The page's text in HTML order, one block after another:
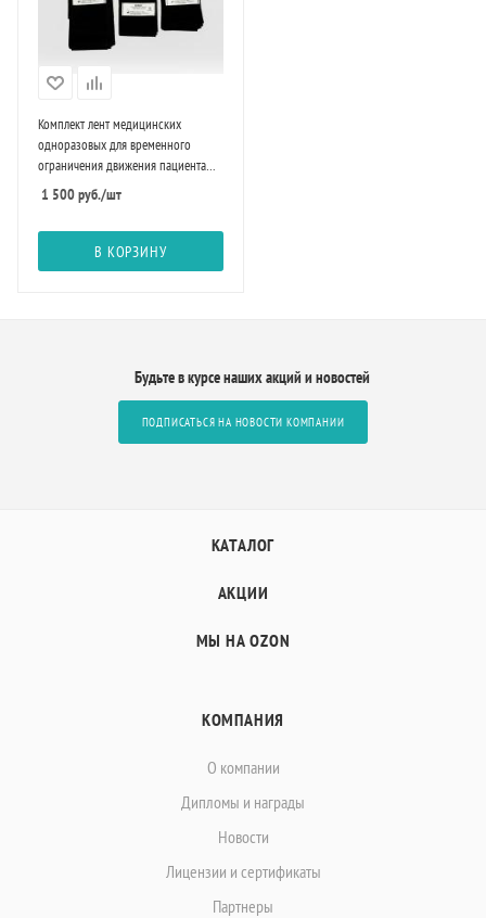
Комплект лент медицинских
одноразовых для временного
ограничения движения пациента
КЛМо-«МЕДПЛАНТ»
1 500руб./шт
В КОРЗИНУ
Будьте в курсе наших акций и новостей
ПОДПИСАТЬСЯ НА НОВОСТИ КОМПАНИИ
КАТАЛОГ
АКЦИИ
МЫ НА OZON
КОМПАНИЯ
О компании
Дипломы и награды
Новости
Лицензии и сертификаты
Партнеры